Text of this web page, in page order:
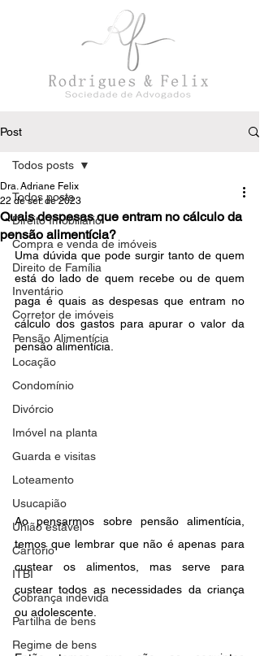
Post
Todos posts
Direito Imobiliário
Compra e venda de imóveis
Direito de Família
Inventário
Corretor de imóveis
Pensão Alimentícia
Locação
Condomínio
Divórcio
Imóvel na planta
Guarda e visitas
Loteamento
Usucapião
União estável
Cartório
ITBI
Cobrança indevida
Partilha de bens
Regime de bens
Todos posts
Quais despesas que entram no cálculo da
pensão alimentícia?
Dra. Adriane Felix
22 de set. de 2023
Uma dúvida que pode surgir tanto de quem
está do lado de quem recebe ou de quem
paga é quais as despesas que entram no
cálculo dos gastos para apurar o valor da
pensão alimentícia.
Ao pensarmos sobre pensão alimentícia,
temos que lembrar que não é apenas para
custear os alimentos, mas serve para
custear todos as necessidades da criança
ou adolescente.